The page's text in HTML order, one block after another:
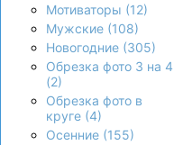
Мотиваторы (12)
Мужские (108)
Новогодние (305)
Обрезка фото 3 на 4
(2)
Обрезка фото в
круге (4)
Осенние (155)